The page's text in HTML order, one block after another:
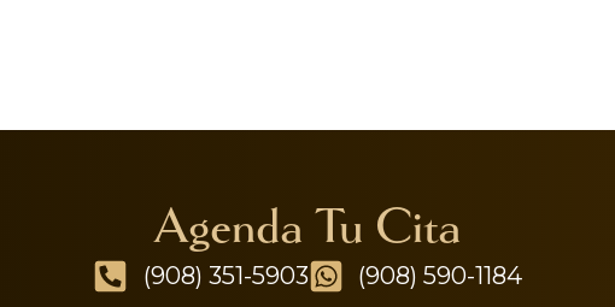
Agenda Tu Cita
(908) 351-5903 (908) 590-1184